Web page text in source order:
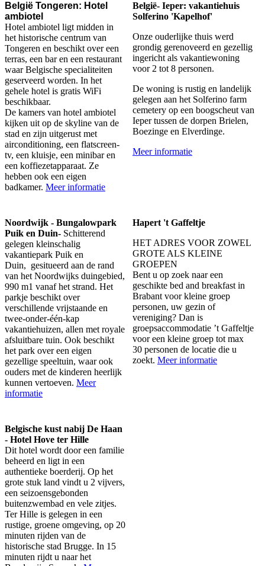
België Tongeren: Hotel
ambiotel
Hotel ambiotel ligt midden in
het historische centrum van
Tongeren en beschikt over een
terras, een bar en een restaurant
waar Belgische specialiteiten
geserveerd worden. In het
gehele hotel is gratis WiFi
beschikbaar.
De kamers van hotel ambiotel
kijken uit op de skyline van de
stad en zijn uitgerust met
airconditioning, een flatscreen-
tv, een kluisje, een minibar en
een koffiezetapparaat. Ze
hebben ook een eigen
badkamer. Meer informatie
België- Ieper: vakantiehuis
Solferino 'Kapelhof'
Onze ouderlijke thuis werd
grondig gerenoveerd en gezellig
ingericht als vakantiewoning
voor 2 tot 8 personen.
De woning is rustig en landelijk
gelegen aan het Solferino farm
cemetery op een boogscheut van
Ieper tussen de dorpen Brielen,
Boezinge en Elverdinge.
Meer informatie
Noordwijk - Bungalowpark
Puik en Duin- Schitterend
gelegen kleinschalig
vakantiepark Puik en
Duin, gesitueerd aan de rand
van het Noordwijks duingebied,
990 m1 vanaf het strand. Het
parkje beschikt over
verschillende vrijstaande en
twee-onder-één-kap
vakantiehuizen, allen met royale
afsluitbare tuin. Ook beschikt
het park over een eigen
gezellige speeltuin, waar ook
ouders met de kinderen heerlijk
kunnen vertoeven. Meer
informatie
Hapert 't Gaffeltje
HET ADRES VOOR ZOWEL
GROTE ALS KLEINE
GROEPEN
Bent u op zoek naar een
geschikte bed and breakfast in
Brabant voor kleine groep
personen, uw gezin of
vereniging? Dan is
groepsaccommodatie ’t Gaffeltje
voor een kleine groep tot max
30 personen de locatie die u
zoekt. Meer informatie
Belgische kust nabij De Haan
- Hotel Hove ter Hille
Dit hotel wordt door een familie
beheerd en ligt in een
authentieke boerderij. Op het
grote stuk land vindt u 2 vijvers,
een seizoensgebonden
buitenzwembad en vele zitjes.
Ter Hille is gelegen in een
rustige, groene omgeving, op 20
minuten rijden van de
historische stad Brugge. In 15
minuten rijdt u naar het